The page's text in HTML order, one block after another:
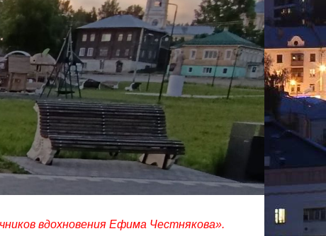
вдохновения Ефима Честнякова».